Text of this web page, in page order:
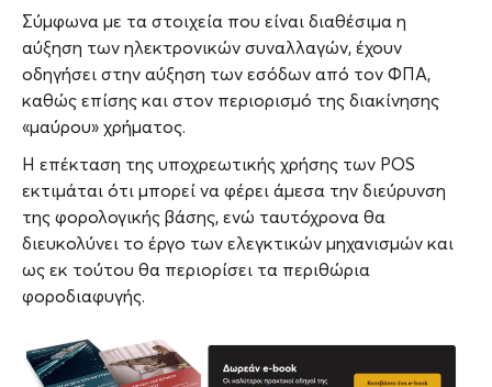
Σύμφωνα με τα στοιχεία που είναι διαθέσιμα η
αύξηση των ηλεκτρονικών συναλλαγών, έχουν
οδηγήσει στην αύξηση των εσόδων από τον ΦΠΑ,
καθώς επίσης και στον περιορισμό της διακίνησης
«μαύρου» χρήματος.
Η επέκταση της υποχρεωτικής χρήσης των POS
εκτιμάται ότι μπορεί να φέρει άμεσα την διεύρυνση
της φορολογικής βάσης, ενώ ταυτόχρονα θα
διευκολύνει το έργο των ελεγκτικών μηχανισμών και
ως εκ τούτου θα περιορίσει τα περιθώρια
φοροδιαφυγής.